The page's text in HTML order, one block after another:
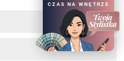
CZAS NA WNĘTRZE